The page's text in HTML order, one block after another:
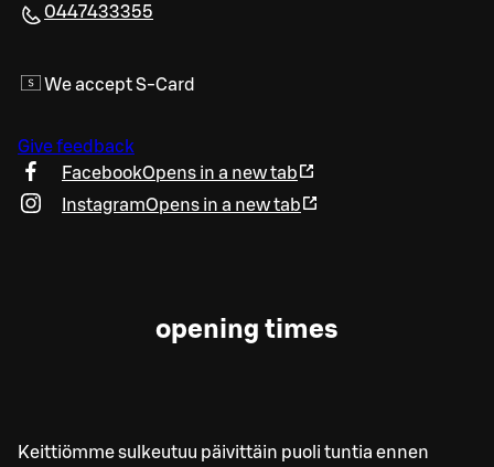
0447433355
We accept S-Card
Give feedback
FacebookOpens in a new tab
InstagramOpens in a new tab
opening times
Keittiömme sulkeutuu päivittäin puoli tuntia ennen